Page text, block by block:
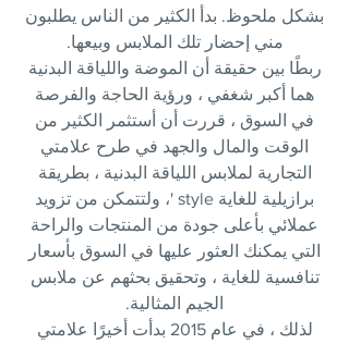
بشكل ملحوظ. بدأ الكثير من الناس يطلبون
مني إحضار تلك الملابس وبيعها.
ربطًا بين حقيقة أن الموضة واللياقة البدنية
هما أكبر شغفي ، ورؤية الحاجة والفرصة
في السوق ، قررت أن أستثمر الكثير من
الوقت والمال والجهد في طرح علامتي
التجارية لملابس اللياقة البدنية ، بطريقة
برازيلية للغاية style '، ولتتمكن من تزويد
عملائي بأعلى جودة من المنتجات والراحة
التي يمكنك العثور عليها في السوق بأسعار
تنافسية للغاية ، وتحقيق بحثهم عن ملابس
الجيم المثالية.
لذلك ، في عام 2015 بدأت أخيرًا علامتي